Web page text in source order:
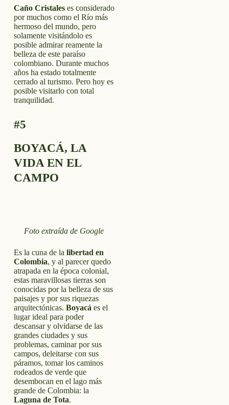
Caño Cristaleses considerado
por muchos como el Río más
hermoso del mundo, pero
solamente visitándolo es
posible admirar reamente la
belleza de este paraíso
colombiano. Durante muchos
años ha estado totalmente
cerrado al turismo. Pero hoy es
posible visitarlo con total
tranquilidad.
#5
BOYACÁ, LA
VIDA EN EL
CAMPO
Foto extraída de Google
Es la cuna de la libertad en
Colombia, y al parecer quedo
atrapada en la época colonial,
estas maravillosas tierras son
conocidas por la belleza de sus
paisajes y por sus riquezas
arquitectónicas. Boyacá es el
lugar ideal para poder
descansar y olvidarse de las
grandes ciudades y sus
problemas, caminar por sus
campos, deleitarse con sus
páramos, tomar los caminos
rodeados de verde que
desembocan en el lago más
grande de Colombia: la
Laguna de Tota.